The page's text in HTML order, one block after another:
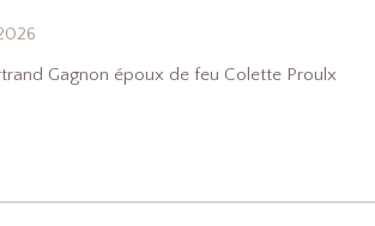
Gagnon époux de feu Colette Proulx